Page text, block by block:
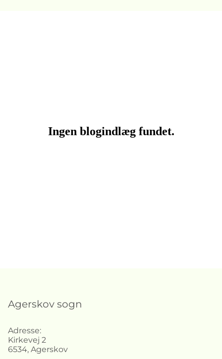
Agerskov sogn
Adresse:
Kirkevej 2
6534, Agerskov